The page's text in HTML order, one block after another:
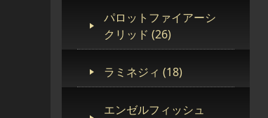
パロットファイアーシ
クリッド (26)
ラミネジィ (18)
エンゼルフィッシュ